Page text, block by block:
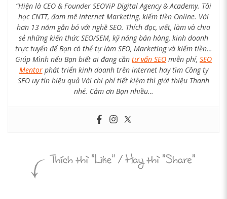
“Hiện là CEO & Founder SEOViP Digital Agency & Academy. Tôi
học CNTT, đam mê internet Marketing, kiếm tiền Online. Với
hơn 13 năm gắn bó với nghề SEO. Thích đọc, viết, làm và chia
sẻ những kiến thức SEO/SEM, kỹ năng bán hàng, kinh doanh
trực tuyến để Bạn có thể tự làm SEO, Marketing và kiếm tiền…
Giúp Mình nếu Bạn biết ai đang cần tư vấn SEO miễn phí, SEO
Mentorphát triển kinh doanh trên internet hay tìm Công ty
SEO uy tín hiệu quả Với chi phí tiết kiệm thì giới thiệu Thanh
nhé. Cảm ơn Bạn nhiều…